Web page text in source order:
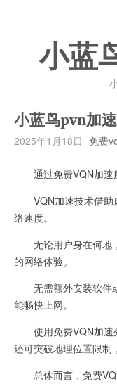
小蓝
小蓝鸟pvn加
2025年1月18日 免费
通过免费VQN加速
VQN加速技术借助
络速度。
无论用户身在何地
的网络体验。
无需额外安装软件
能畅快上网。
使用免费VQN加速
还可突破地理位置限制
总体而言，免费